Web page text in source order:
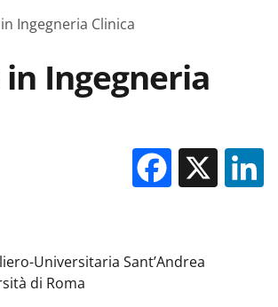
Ingegneria Clinica
Ingegneria
X
Universitaria Sant’Andrea
di Roma